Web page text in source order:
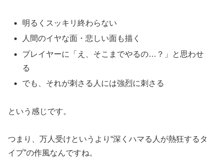
明るくスッキリ終わらない
人間のイヤな面・悲しい面も描く
プレイヤーに「え、そこまでやるの…？」と思わせ
る
でも、それが刺さる人には強烈に刺さる
という感じです。
つまり、万人受けというより“深くハマる人が熱狂するタ
イプ”の作風なんですね。